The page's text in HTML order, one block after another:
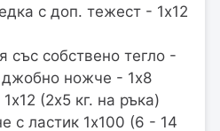
с доп. тежест - 1х12
със собствено тегло -
ножче - 1х8
(2х5 кг. на ръка)
с ластик 1х100 (6 - 14